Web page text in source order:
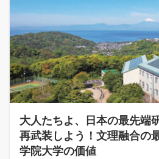
大人たちよ、日本の最先端
再武装しよう！文理融合の
学院大学の価値